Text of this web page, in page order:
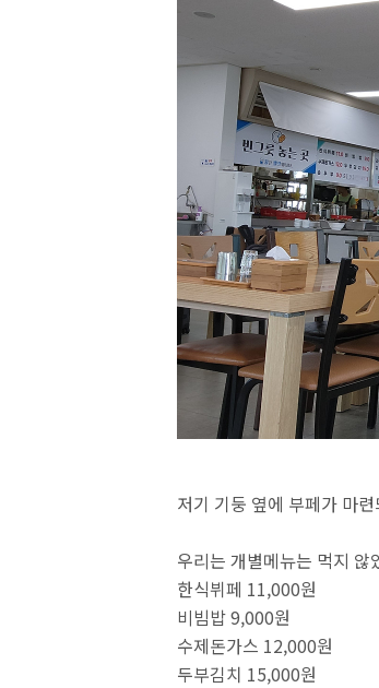
저기 기둥 옆에 부페가 마
우리는 개별메뉴는 먹지
한식뷔페 11,000원
비빔밥 9,000원
수제돈가스 12,000원
두부김치 15,000원